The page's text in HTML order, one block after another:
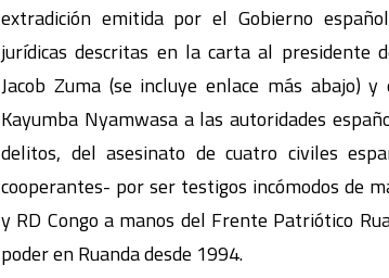
extradición emitida por el Gobierno
jurídicas descritas en la carta al presidente
Jacob Zuma (se incluye enlace más abajo)
Kayumba Nyamwasa a las autoridades
delitos, del asesinato de cuatro civiles
cooperantes- por ser testigos incómodos de
y RD Congo a manos del Frente Patriótico
poder en Ruanda desde 1994.